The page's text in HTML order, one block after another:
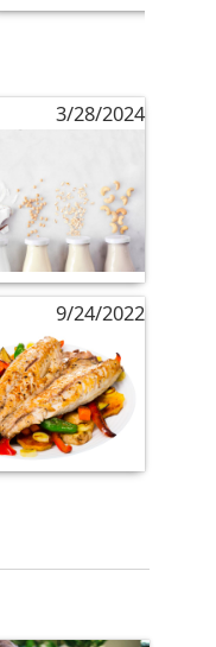
3/28/2024
9/24/2022